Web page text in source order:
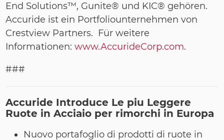
End Solutions™, Gunite® und KIC® gehören.
Accuride ist ein Portfoliounternehmen von
Crestview Partners. Für weitere
Informationen:www.AccurideCorp.com.
###
Accuride Introduce Le piu Leggere
Ruote in Acciaio per rimorchi in Europa
Nuovo portafoglio di prodotti di ruote in